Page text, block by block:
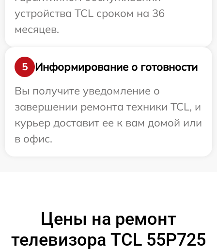
устройства TCL сроком на 36
месяцев.
5
Информирование о готовности
Вы получите уведомление о
завершении ремонта техники TCL, и
курьер доставит ее к вам домой или
в офис.
Цены на ремонт
телевизора TCL 55P725